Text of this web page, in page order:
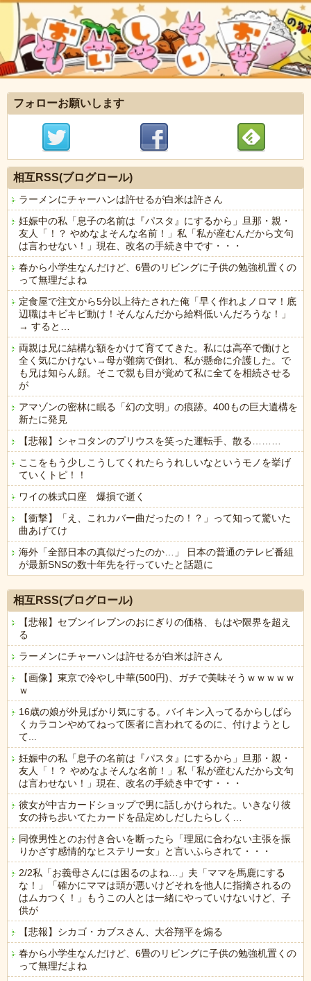
フォローお願いします
相互RSS(ブログロール)
ラーメンにチャーハンは許せるが白米は許さん
妊娠中の私「息子の名前は『パスタ』にするから」旦那・親・
友人「！？ やめなよそんな名前！」私「私が産むんだから文句
は言わせない！」現在、改名の手続き中です・・・
春から小学生なんだけど、6畳のリビングに子供の勉強机置くの
って無理だよね
定食屋で注文から5分以上待たされた俺「早く作れよノロマ！底
辺職はキビキビ動け！そんなんだから給料低いんだろうな！」
→ すると…
両親は兄に結構な額をかけて育ててきた。私には高卒で働けと
全く気にかけない→母が難病で倒れ、私が懸命に介護した。で
も兄は知らん顔。そこで親も目が覚めて私に全てを相続させる
が
アマゾンの密林に眠る「幻の文明」の痕跡。400もの巨大遺構を
新たに発見
【悲報】シャコタンのプリウスを笑った運転手、散る………
ここをもう少しこうしてくれたらうれしいなというモノを挙げ
ていくトピ！！
ワイの株式口座 爆損で逝く
【衝撃】「え、これカバー曲だったの！？」って知って驚いた
曲あげてけ
海外「全部日本の真似だったのか…」 日本の普通のテレビ番組
が最新SNSの数十年先を行っていたと話題に
相互RSS(ブログロール)
【悲報】セブンイレブンのおにぎりの価格、もはや限界を超え
る
ラーメンにチャーハンは許せるが白米は許さん
【画像】東京で冷やし中華(500円)、ガチで美味そうｗｗｗｗｗ
ｗ
16歳の娘が外見ばかり気にする。バイキン入ってるからしばら
くカラコンやめてねって医者に言われてるのに、付けようとし
て...
妊娠中の私「息子の名前は『パスタ』にするから」旦那・親・
友人「！？ やめなよそんな名前！」私「私が産むんだから文句
は言わせない！」現在、改名の手続き中です・・・
彼女が中古カードショップで男に話しかけられた。いきなり彼
女の持ち歩いてたカードを品定めしだしたらしく…
同僚男性とのお付き合いを断ったら「理屈に合わない主張を振
りかざす感情的なヒステリー女」と言いふらされて・・・
2/2私「お義母さんには困るのよね…」夫「ママを馬鹿にする
な！」「確かにママは頭が悪いけどそれを他人に指摘されるの
はムカつく！」もうこの人とは一緒にやっていけないけど、子
供が
【悲報】シカゴ・カブスさん、大谷翔平を煽る
春から小学生なんだけど、6畳のリビングに子供の勉強机置くの
って無理だよね